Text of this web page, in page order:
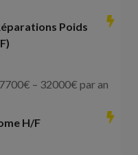
Poids
€ – 32000€ par an
H/F